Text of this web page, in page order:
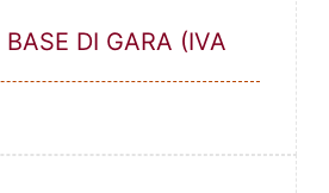
DI GARA (IVA